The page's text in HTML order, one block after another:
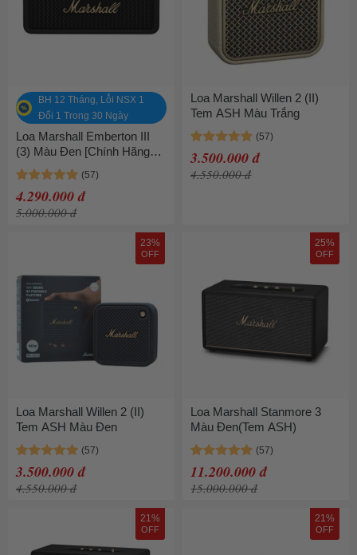
BH 12 Tháng, Lỗi NSX 1
Đổi 1 Trong 30 Ngày
Loa Marshall Emberton III
(3) Màu Đen [Chính Hãng
Marshall - Bảo hành 1 năm]
4.290.000 đ
5.000.000 đ
Loa Marshall Willen 2 (II)
Tem ASH Màu Trắng
3.500.000 đ
4.550.000 đ
23%
OFF
Loa Marshall Willen 2 (II)
Tem ASH Màu Đen
3.500.000 đ
4.550.000 đ
25%
OFF
Loa Marshall Stanmore 3
Màu Đen(Tem ASH)
11.200.000 đ
15.000.000 đ
21%
OFF
21%
OFF